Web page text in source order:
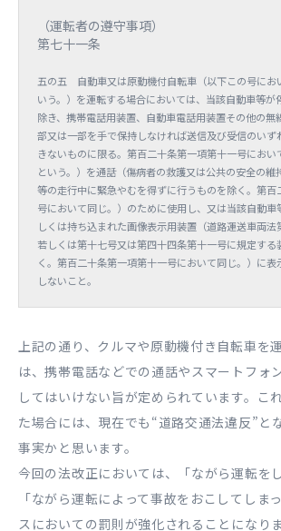
（運転者の遵守事項）
第七十一条
五の五 自動車又は原動機付自転車（以下この号にお
いう。）を運転する場合においては、当該自動車等が
除き、携帯電話用装置、自動車電話用装置その他の無
部又は一部を手で保持しなければ送信及び受信のいず
きないものに限る。第百二十条第一項第十一号におい
という。）を通話（傷病者の救護又は公共の安全の維
等の走行中に緊急やむを得ずに行うものを除く。第百
号において同じ。）のために使用し、又は当該自動車
しくは持ち込まれた画像表示用装置（道路運送車両
若しくは第十七号又は第四十四条第十一号に規定する
く。第百二十条第一項第十一号において同じ。）に表
しないこと。
上記の通り、クルマや原動機付き自転車を
は、携帯電話などでの通話やスマートフォ
してはいけない旨が定められています。こ
た場合には、現在でも“道路交通法違反”と
事実かと思います。
今回の法改正においては、「ながら運転を
「ながら運転によって事故をおこしてしま
スにおいての罰則が強化されることになりま